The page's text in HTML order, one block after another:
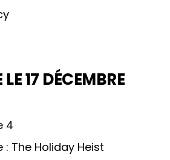
17 DÉCEMBRE
4
: The Holiday Heist